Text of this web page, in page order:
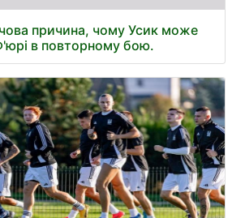
причина, чому Усик може
в повторному бою.